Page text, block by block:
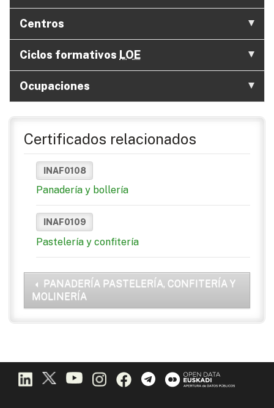
Centros
Ciclos formativos LOE
Ocupaciones
Certificados relacionados
INAF0108
Panadería y bollería
INAF0109
Pastelería y confitería
PANADERÍA PASTELERÍA, CONFITERÍA Y
MOLINERÍA